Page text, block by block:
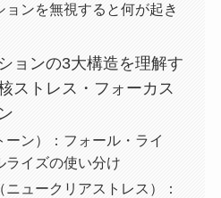
ョンを無視すると何が起き
ョンの3大構造を理解す
ストレス・フォーカス
ーン）：フォール・ライ
ライズの使い分け
ュークリアストレス）：